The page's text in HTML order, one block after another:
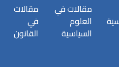
مقالات في
العلوم
السياسية
مقالات
في
القانون